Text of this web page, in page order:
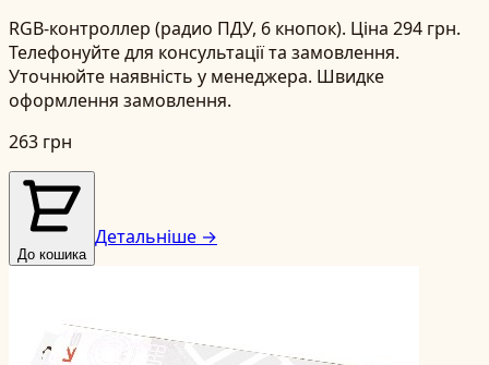
RGB-контроллер (радио ПДУ, 6 кнопок). Ціна 294 грн.
Телефонуйте для консультації та замовлення.
Уточнюйте наявність у менеджера. Швидке
оформлення замовлення.
263 грн
До кошика
Детальніше →